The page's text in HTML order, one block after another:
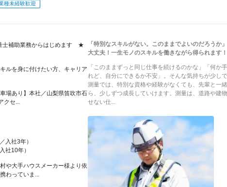
種未経験歓迎
士補助業務からはじめます ★
ルを身に付けたい方、キャリア
場あり】本社／山梨県笛吹市石
クセ...
入社3年）
社10年）
や大手ハウスメーカー様より依
わっていま...
「特別なスキルがない。このままでよいのだろうか」
大丈夫！一生モノのスキルを働きながら得られます！
「このままずっと同じ仕事を続けるのかな」「何か
れど、自分にできるか不安」。そんな気持ちが少し
測量では、特別な資格や経験がなくても、先輩と一
ら、少しずつ成長していけます。測量は、道路や建
せない仕...